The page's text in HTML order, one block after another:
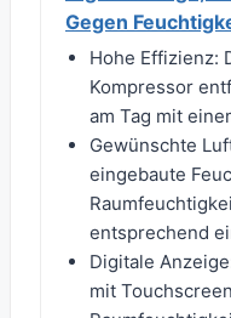
Gegen
Hohe Effizienz:
Kompressor
am Tag mit
Gewünschte
eingebaute
entsprechend
Digitale
mit